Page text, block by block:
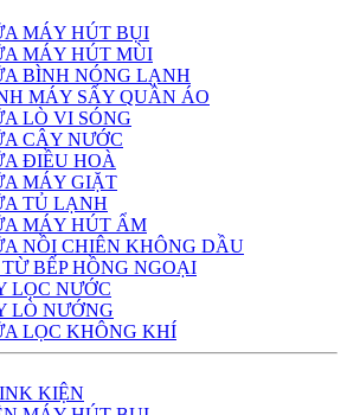
MÁY HÚT BỤI
MÁY HÚT MÙI
BÌNH NÓNG LẠNH
MÁY SẤY QUẦN ÁO
LÒ VI SÓNG
CÂY NƯỚC
ĐIỀU HOÀ
MÁY GIẶT
TỦ LẠNH
MÁY HÚT ẨM
NỒI CHIÊN KHÔNG DẦU
TỪ BẾP HỒNG NGOẠI
LỌC NƯỚC
LÒ NƯỚNG
LỌC KHÔNG KHÍ
KIỆN